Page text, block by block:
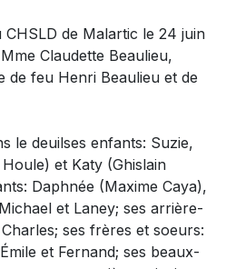
CHSLD de Malartic le 24 juin
Claudette Beaulieu,
de feu Henri Beaulieu et de
le deuilses enfants: Suzie,
et Katy (Ghislain
Daphnée (Maxime Caya),
et Laney; ses arrière-
ses frères et soeurs:
et Fernand; ses beaux-